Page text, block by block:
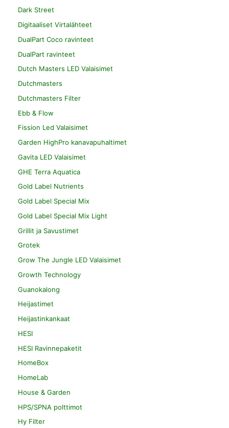
Dark Street
Digitaaliset Virtalähteet
DualPart Coco ravinteet
DualPart ravinteet
Dutch Masters LED Valaisimet
Dutchmasters
Dutchmasters Filter
Ebb & Flow
Fission Led Valaisimet
Garden HighPro kanavapuhaltimet
Gavita LED Valaisimet
GHE Terra Aquatica
Gold Label Nutrients
Gold Label Special Mix
Gold Label Special Mix Light
Grillit ja Savustimet
Grotek
Grow The Jungle LED Valaisimet
Growth Technology
Guanokalong
Heijastimet
Heijastinkankaat
HESI
HESI Ravinnepaketit
HomeBox
HomeLab
House & Garden
HPS/SPNA polttimot
Hy Filter